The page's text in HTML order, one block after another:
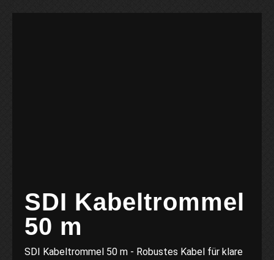
SDI Kabeltrommel
50 m
SDI Kabeltrommel 50 m - Robustes Kabel für klare